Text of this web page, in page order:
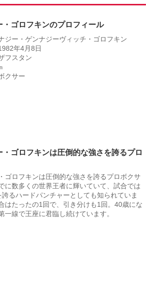
・ゴロフキンのプロフィール
ジー・ゲンナジーヴィッチ・ゴロフキン
年4月8日
フスタン
クサー
・ゴロフキンは圧倒的な強さを誇るプロ
ゴロフキンは圧倒的な強さを誇るプロボクサ
に数多くの世界王者に輝いていて、試合では
るハードパンチャーとしても知られていま
はたったの1回で、引き分けも1回。40歳にな
一線で王座に君臨し続けています。